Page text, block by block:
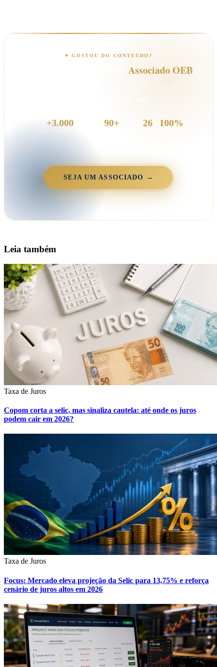
✦ GOSTOU DO CONTEÚDO?
Associado OEB
+3.000 90+ 26 100%
SEJA UM ASSOCIADO →
100% digital · Acesso imediato após o cadastro
Leia também
Taxa de Juros
Copom corta a selic, mas sinaliza cautela: até onde os juros
podem cair em 2026?
Taxa de Juros
Focus: Mercado eleva projeção da Selic para 13,75% e reforça
cenário de juros altos em 2026